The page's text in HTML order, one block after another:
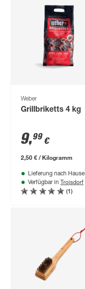
Weber
Grillbriketts 4 kg
9,99 €
2,50 € / Kilogramm
Lieferung nach Hause
Verfügbar in Troisdorf
(1)